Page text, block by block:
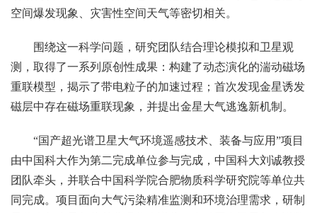
空间爆发现象、灾害性空间天气等密切相关。
围绕这一科学问题，研究团队结合理论模拟和卫星观
测，取得了一系列原创性成果：构建了动态演化的湍动磁场
重联模型，揭示了带电粒子的加速过程；首次发现金星诱发
磁层中存在磁场重联现象，并提出金星大气逃逸新机制。
“国产超光谱卫星大气环境遥感技术、装备与应用”项目
由中国科大作为第二完成单位参与完成，中国科大刘诚教授
团队牵头，并联合中国科学院合肥物质科学研究院等单位共
同完成。项目面向大气污染精准监测和环境治理需求，研制